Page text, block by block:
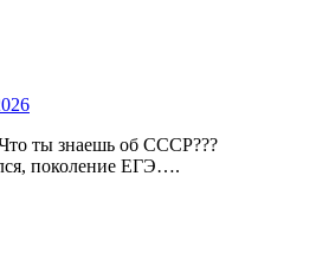
ты знаешь об СССР???
поколение ЕГЭ….